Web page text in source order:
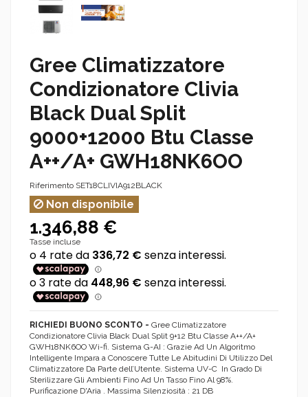
Gree Climatizzatore
Condizionatore Clivia
Black Dual Split
9000+12000 Btu Classe
A++/A+ GWH18NK6OO
Riferimento SET18CLIVIA912BLACK
Non disponibile
1.346,88 €
Tasse incluse
RICHIEDI BUONO SCONTO - Gree Climatizzatore
Condizionatore Clivia Black Dual Split 9+12 Btu Classe A++/A+
GWH18NK6OO Wi-fi. Sistema G-AI : Grazie Ad Un Algoritmo
Intelligente Impara a Conoscere Tutte Le Abitudini Di Utilizzo Del
Climatizzatore Da Parte dell’Utente. Sistema UV-C In Grado Di
Sterilizzare Gli Ambienti Fino Ad Un Tasso Fino Al 98%.
Purificazione D'Aria . Massima Silenziosità : 21 DB